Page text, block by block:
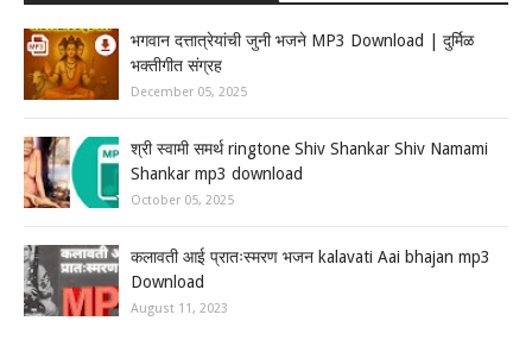
भगवान दत्तात्रेयांची जुनी भजने MP3 Download | दुर्मिळ
भक्तीगीत संग्रह
December 05, 2025
श्री स्वामी समर्थ ringtone Shiv Shankar Shiv Namami
Shankar mp3 download
October 05, 2025
कलावती आई प्रातःस्मरण भजन kalavati Aai bhajan mp3
Download
August 11, 2023